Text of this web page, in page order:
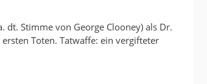
dt. Stimme von George Clooney) als Dr.
Toten. Tatwaffe: ein vergifteter